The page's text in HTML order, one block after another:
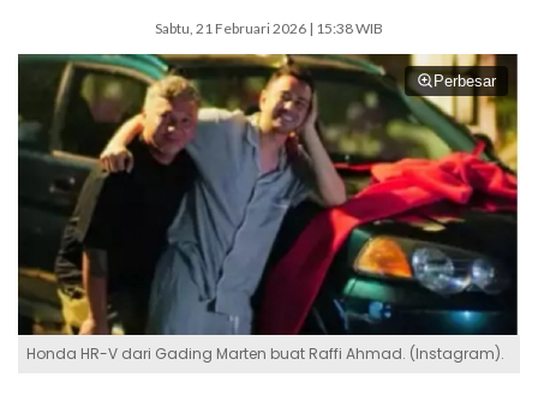
Sabtu, 21 Februari 2026 | 15:38 WIB
Perbesar
Honda HR-V dari Gading Marten buat Raffi Ahmad. (Instagram).